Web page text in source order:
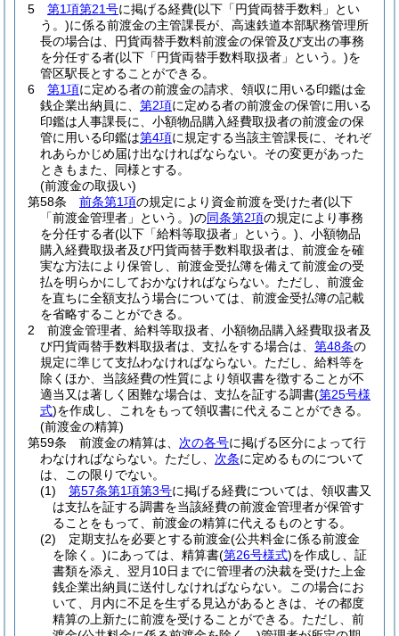
5 第1項第21号に掲げる経費(以下「円貨両替手数料」とい
う。)に係る前渡金の主管課長が、高速鉄道本部駅務管理所
長の場合は、円貨両替手数料前渡金の保管及び支出の事務
を分任する者(以下「円貨両替手数料取扱者」という。)を
管区駅長とすることができる。
6
第1項に定める者の前渡金の請求、領収に用いる印鑑は金
銭企業出納員に、 第2項に定める者の前渡金の保管に用いる
印鑑は人事課長に、小額物品購入経費取扱者の前渡金の保
管に用いる印鑑は第4項に規定する当該主管課長に、それぞ
れあらかじめ届け出なければならない。 その変更があった
ときもまた、同様とする。
(前渡金の取扱い)
第58条
前条第1項の規定により資金前渡を受けた者(以下
「前渡金管理者」という。)の同条第2項の規定により事務
を分任する者(以下「給料等取扱者」という。) 、小額物品
購入経費取扱者及び円貨両替手数料取扱者は、前渡金を確
実な方法により保管し、前渡金受払簿を備えて前渡金の受
払を明らかにしておかなければならない。 ただし、前渡金
を直ちに全額支払う場合については、前渡金受払簿の記載
を省略することができる。
2
前渡金管理者、給料等取扱者、小額物品購入経費取扱者及
び円貨両替手数料取扱者は、支払をする場合は、 第48条の
規定に準じて支払わなければならない。 ただし、給料等を
除くほか、当該経費の性質により領収書を徴することが不
適当又は著しく困難な場合は、支払を証する調書(第25号様
式)を作成し、これをもって領収書に代えることができる。
(前渡金の精算)
第59条
前渡金の精算は、 次の各号に掲げる区分によって行
わなければならない。 ただし、 次条に定めるものについて
は、この限りでない。
(1)
第57条第1項第3号に掲げる経費については、領収書又
は支払を証する調書を当該経費の前渡金管理者が保管す
ることをもって、前渡金の精算に代えるものとする。
(2)
定期支払を必要とする前渡金(公共料金に係る前渡金
を除く。)にあっては、精算書(第26号様式)を作成し、証
書類を添え、翌月10日までに管理者の決裁を受けた上金
銭企業出納員に送付しなければならない。
この場合にお
いて、月内に不足を生ずる見込があるときは、その都度
精算の上新たに前渡を受けることができる。 ただし、前